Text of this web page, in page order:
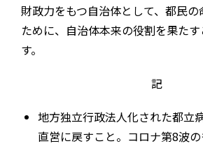
財政力をもつ自治体として、都民
ために、自治体本来の役割を果た
す。
記
地方独立行政法人化された都立
直営に戻すこと。コロナ第8波